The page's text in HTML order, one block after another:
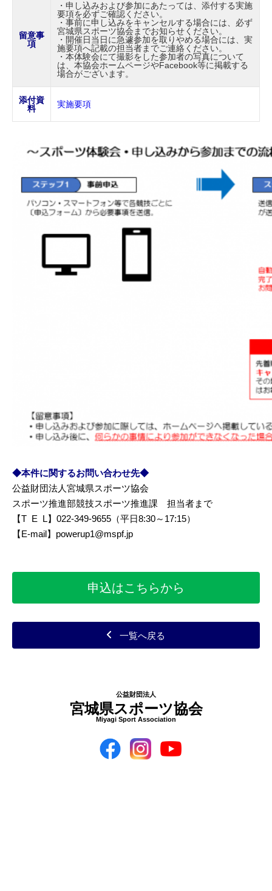
留意事
項
・申し込みおよび参加にあたっては、添付する実施
要項を必ずご確認ください。
・事前に申し込みをキャンセルする場合には、必ず
宮城県スポーツ協会までお知らせください。
・開催日当日に急遽参加を取りやめる場合には、実
施要項へ記載の担当者までご連絡ください。
・本体験会にて撮影をした参加者の写真について
は、本協会ホームページやFacebook等に掲載する
場合がございます。
添付資
料
実施要項
◆本件に関するお問い合わせ先◆
公益財団法人宮城県スポーツ協会
スポーツ推進部競技スポーツ推進課 担当者まで
【T E L】022-349-9655（平日8:30～17:15）
【E-mail】powerup1@mspf.jp
申込はこちらから
一覧へ戻る
公益財団法人
宮城県スポーツ協会
Miyagi Sport Association